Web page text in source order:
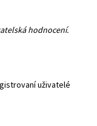
hodnocení.
uživatelé